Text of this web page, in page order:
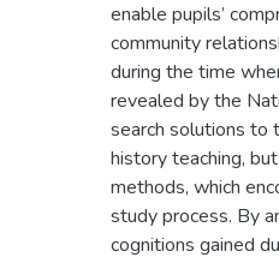
enable pupils’
community
during the time
revealed by the
search solutions to
history teaching,
methods, which
study process. By
cognitions gained